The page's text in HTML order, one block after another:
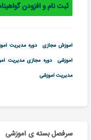
ثبت نام و افزودن
آموزش مجازی دوره مدیریت
آموزشی
دوره مجازی مدیریت
مدیریت آموزشی
سرفصل بسته ی آموزشی